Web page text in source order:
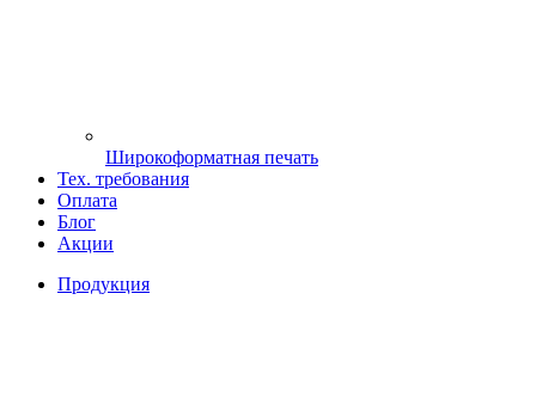
Широкоформатная печать
Тех. требования
Оплата
Блог
Акции
Продукция